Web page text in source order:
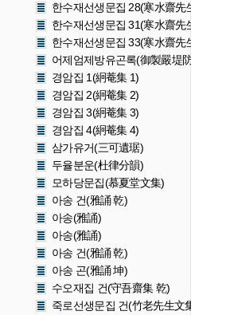
한수재선생문집 28(寒水齋先生文集 28)
한수재선생문집 31(寒水齋先生文集 31)
한수재선생문집 33(寒水齋先生文集 33)
어제엄제방유곤록(御製嚴堤防裕昆錄)
경암집 1(絅菴集 1)
경암집 2(絅菴集 2)
경암집 3(絅菴集 3)
경암집 4(絅菴集 4)
삼가유거(三可遺琚)
두율분운(杜律分韻)
모하당문집(慕夏堂文集)
아송 건(雅誦 乾)
아송(雅誦)
아송(雅誦)
아송 건(雅誦 乾)
아송 곤(雅誦 坤)
수오재집 건(守吾齋集 乾)
죽로선생문집 건(竹老先生文集 乾)